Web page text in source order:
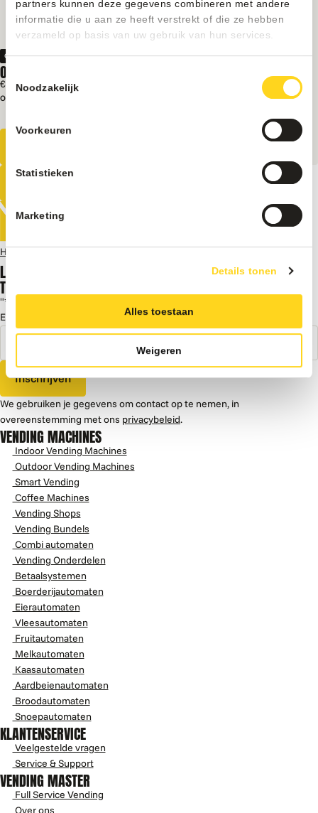
partners kunnen deze gegevens combineren met andere
informatie die u aan ze heeft verstrekt of die ze hebben
verzameld op basis van uw gebruik van hun services.
Noodzakelijk
Voorkeuren
Statistieken
Marketing
Details tonen
Alles toestaan
Weigeren
Onderdelen
OMBOUWSET 50CL PET FLES DRANKAUTOMAAT
€ 35Excl. BTW
Op voorraad
Home
LAAT JE INSPIREREN DOOR KENNIS,
TIPS EN TRUCS, CASES EN MEER
"*
E-mailadres
Inschrijven
We gebruiken je gegevens om contact op te nemen, in
overeenstemming met ons privacybeleid.
VENDING MACHINES
Indoor Vending Machines
Outdoor Vending Machines
Smart Vending
Coffee Machines
Vending Shops
Vending Bundels
Combi automaten
Vending Onderdelen
Betaalsystemen
Boerderijautomaten
Eierautomaten
Vleesautomaten
Fruitautomaten
Melkautomaten
Kaasautomaten
Aardbeienautomaten
Broodautomaten
Snoepautomaten
KLANTENSERVICE
Veelgestelde vragen
Service & Support
VENDING MASTER
Full Service Vending